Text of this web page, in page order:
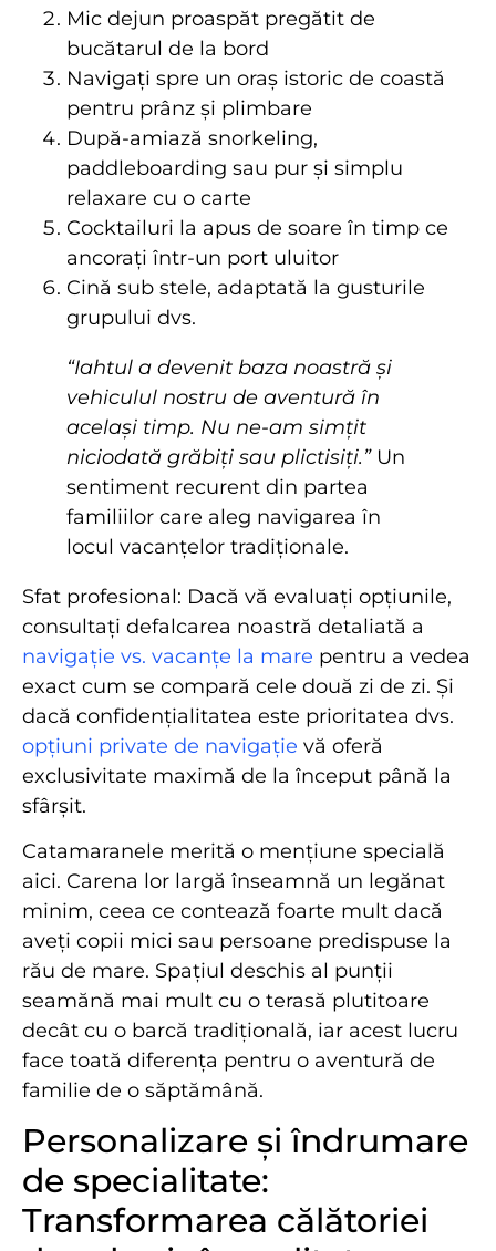
Mic dejun proaspăt pregătit de
bucătarul de la bord
Navigați spre un oraș istoric de coastă
pentru prânz și plimbare
După-amiază snorkeling,
paddleboarding sau pur și simplu
relaxare cu o carte
Cocktailuri la apus de soare în timp ce
ancorați într-un port uluitor
Cină sub stele, adaptată la gusturile
grupului dvs.
“Iahtul a devenit baza noastră și
vehiculul nostru de aventură în
același timp. Nu ne-am simțit
niciodată grăbiți sau plictisiți.”Un
sentiment recurent din partea
familiilor care aleg navigarea în
locul vacanțelor tradiționale.
Sfat profesional: Dacă vă evaluați opțiunile,
consultați defalcarea noastră detaliată a
navigație vs. vacanțe la mare pentru a vedea
exact cum se compară cele două zi de zi. Și
dacă confidențialitatea este prioritatea dvs.
opțiuni private de navigație vă oferă
exclusivitate maximă de la început până la
sfârșit.
Catamaranele merită o mențiune specială
aici. Carena lor largă înseamnă un legănat
minim, ceea ce contează foarte mult dacă
aveți copii mici sau persoane predispuse la
rău de mare. Spațiul deschis al punții
seamănă mai mult cu o terasă plutitoare
decât cu o barcă tradițională, iar acest lucru
face toată diferența pentru o aventură de
familie de o săptămână.
Personalizare și îndrumare
de specialitate:
Transformarea călătoriei